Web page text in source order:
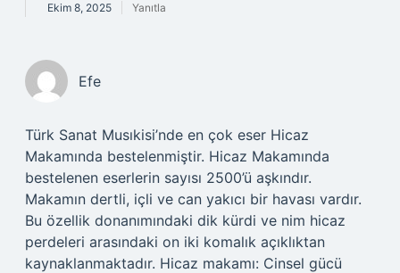
Ekim 8, 2025 Yanıtla
Efe
Türk Sanat Musıkisi’nde en çok eser Hicaz
Makamında bestelenmiştir. Hicaz Makamında
bestelenen eserlerin sayısı 2500’ü aşkındır.
Makamın dertli, içli ve can yakıcı bir havası vardır.
Bu özellik donanımındaki dik kürdi ve nim hicaz
perdeleri arasındaki on iki komalık açıklıktan
kaynaklanmaktadır. Hicaz makamı: Cinsel gücü